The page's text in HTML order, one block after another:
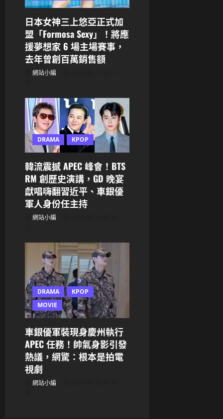
日本女神三上悠亞正式加
盟「Formosa Sexy」！將應
援夢想家 6 場主場賽事，
去年曾創百萬銷售額
網站小編
DRAMA KPOP
韓流震撼 APEC 峰會！BTS
RM 創歷史演講，GD 晚宴
獻唱嗨翻習近平、車銀優
軍人身份任主持
網站小編
DRAMA
KPOP
MOVIE
車銀優軍裝現身慶州執行
APEC 任務！帥氣身影引發
熱議，網驚：根本是拍電
視劇
網站小編